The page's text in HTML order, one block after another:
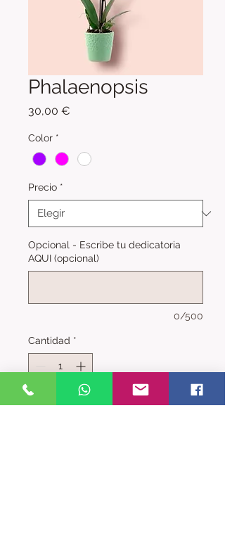
Phalaenopsis
30,00 €
Color *
Precio *
Opcional - Escribe tu dedicatoria
AQUI (opcional)
0/500
Cantidad *
Agregar al carrito